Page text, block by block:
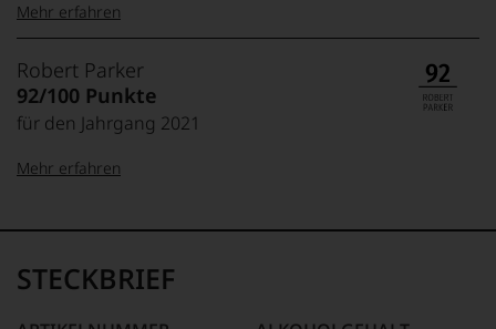
99–100 Punkte:
95–98 Punkte:
85–89 Punkte:
Tesdorpf
Der
Name
Tesdorpf
für
für
edlen
der
Mehr erfahren
Robert Parker
92/100 Punkte
für den Jahrgang 2021
Parker
Ganz
ohne
Mehr erfahren
STECKBRIEF